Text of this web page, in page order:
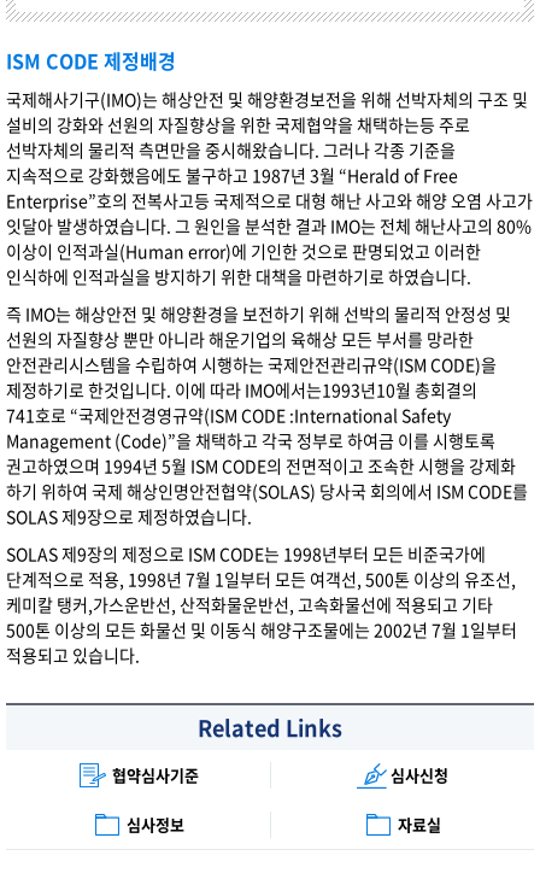
ISM CODE 제정배경
국제해사기구(IMO)는 해상안전 및 해양환경보전을 위해 선박자체의 구조 및
설비의 강화와 선원의 자질향상을 위한 국제협약을 채택하는등 주로
선박자체의 물리적 측면만을 중시해왔습니다. 그러나 각종 기준을
지속적으로 강화했음에도 불구하고 1987년 3월 “Herald of Free
Enterprise”호의 전복사고등 국제적으로 대형 해난 사고와 해양 오염 사고가
잇달아 발생하였습니다. 그 원인을 분석한 결과 IMO는 전체 해난사고의 80%
이상이 인적과실(Human error)에 기인한 것으로 판명되었고 이러한
인식하에 인적과실을 방지하기 위한 대책을 마련하기로 하였습니다.
즉 IMO는 해상안전 및 해양환경을 보전하기 위해 선박의 물리적 안정성 및
선원의 자질향상 뿐만 아니라 해운기업의 육해상 모든 부서를 망라한
안전관리시스템을 수립하여 시행하는 국제안전관리규약(ISM CODE)을
제정하기로 한것입니다. 이에 따라 IMO에서는1993년10월 총회결의
741호로 “국제안전경영규약(ISM CODE :International Safety
Management (Code)”을 채택하고 각국 정부로 하여금 이를 시행토록
권고하였으며 1994년 5월 ISM CODE의 전면적이고 조속한 시행을 강제화
하기 위하여 국제 해상인명안전협약(SOLAS) 당사국 회의에서 ISM CODE를
SOLAS 제9장으로 제정하였습니다.
SOLAS 제9장의 제정으로 ISM CODE는 1998년부터 모든 비준국가에
단계적으로 적용, 1998년 7월 1일부터 모든 여객선, 500톤 이상의 유조선,
케미칼 탱커,가스운반선, 산적화물운반선, 고속화물선에 적용되고 기타
500톤 이상의 모든 화물선 및 이동식 해양구조물에는 2002년 7월 1일부터
적용되고 있습니다.
Related Links
협약심사기준 심사신청
심사정보 자료실